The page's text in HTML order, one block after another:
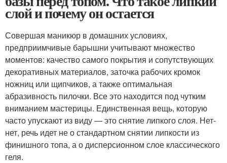
слой и почему он остается
Совершая маникюр в домашних условиях,
предприимчивые барышни учитывают множество
моментов: качество самого покрытия и сопутствующих
декоративных материалов, заточка рабочих кромок
ножниц или щипчиков, а также оптимальная
абразивность пилочки. Все это находится под чутким
вниманием мастерицы. Единственная вещь, которую
часто упускают из виду — это снятие липкого слоя. Нет-
нет, речь идет не о стандартном снятии липкости из
финишного топа, а о дисперсионном слое классического
геля.